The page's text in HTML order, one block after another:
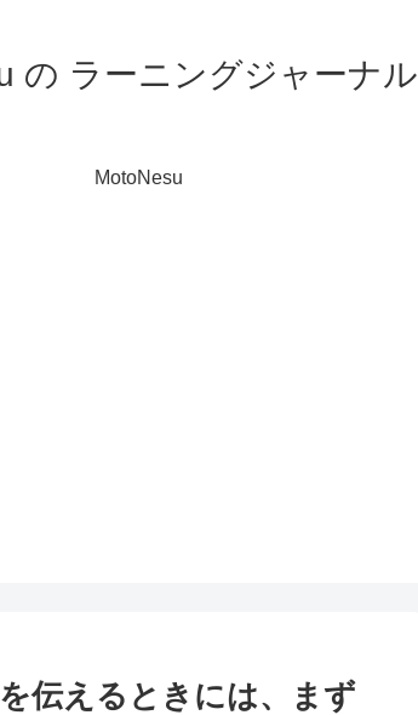
の ラーニングジャーナル
MotoNesu
伝えるときには、まず